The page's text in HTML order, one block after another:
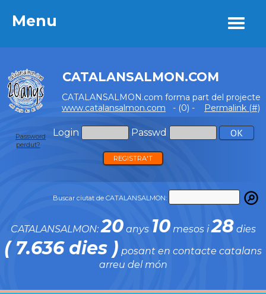
Menu
CATALANSALMON.COM
CATALANSALMON.com forma part del projecte
www.catalansalmon.com - (0) - Permalink (#)
Login Passwd
Password
perdut?
REGISTRA'T
Buscar ciutat de CATALANSALMON:
CATALANSALMON:20anys 10mesos i28 dies
( 7.636 dies ) posant en contacte catalans
arreu del món
Menu